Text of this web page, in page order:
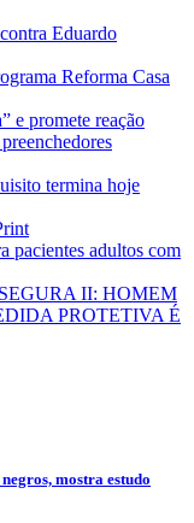
Eduardo
Reforma Casa
e promete reação
termina hoje
pacientes adultos com
II: HOMEM
PROTETIVA É
mostra estudo